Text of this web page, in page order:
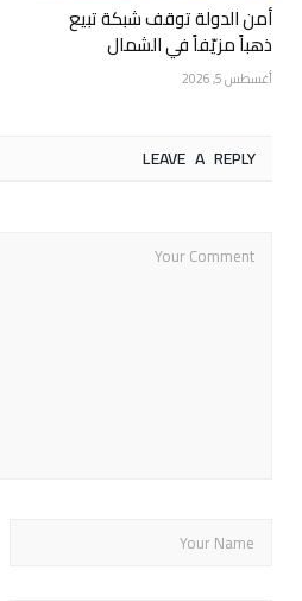
أمن الدولة توقف شبكة تبيع
ذهباً مزيّفاً في الشمال
أغسطس 5, 2026
LEAVE A REPLY